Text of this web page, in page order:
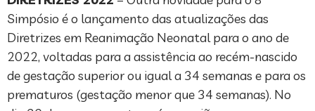
Simpósio é o lançamento das atualizações das
Diretrizes em Reanimação Neonatal para o ano de
2022, voltadas para a assistência ao recém-nascido
de gestação superior ou igual a 34 semanas e para os
prematuros (gestação menor que 34 semanas). No